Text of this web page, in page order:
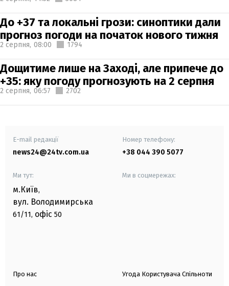
До +37 та локальні грози: синоптики дали
прогноз погоди на початок нового тижня
2 серпня, 08:00 1794
Дощитиме лише на Заході, але припече до
+35: яку погоду прогнозують на 2 серпня
2 серпня, 06:57 2702
E-mail редакції
news24@24tv.com.ua
Номер телефону:
+38 044 390 5077
Ми тут:
м.Київ,
вул. Володимирська
61/11, офіс 50
Ми в соцмережах:
Про нас Угода Користувача Спільноти